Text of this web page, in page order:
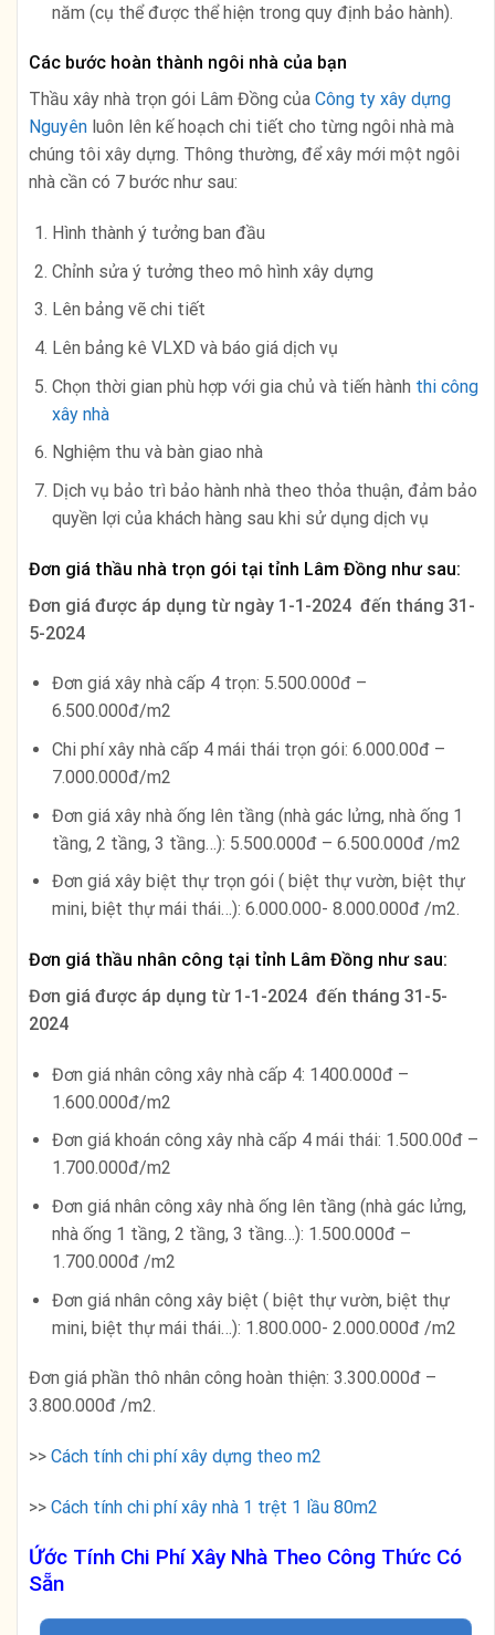
năm (cụ thể được thể hiện trong quy định bảo hành).
Các bước hoàn thành ngôi nhà của bạn
Thầu xây nhà trọn gói Lâm Đồng của Công ty xây dựng
Nguyên luôn lên kế hoạch chi tiết cho từng ngôi nhà mà
chúng tôi xây dựng. Thông thường, để xây mới một ngôi
nhà cần có 7 bước như sau:
Hình thành ý tưởng ban đầu
Chỉnh sửa ý tưởng theo mô hình xây dựng
Lên bảng vẽ chi tiết
Lên bảng kê VLXD và báo giá dịch vụ
Chọn thời gian phù hợp với gia chủ và tiến hành thi công
xây nhà
Nghiệm thu và bàn giao nhà
Dịch vụ bảo trì bảo hành nhà theo thỏa thuận, đảm bảo
quyền lợi của khách hàng sau khi sử dụng dịch vụ
Đơn giá thầu nhà trọn gói tại tỉnh Lâm Đồng như sau:
Đơn giá được áp dụng từ ngày 1-1-2024 đến tháng 31-
5-2024
Đơn giá xây nhà cấp 4 trọn: 5.500.000đ –
6.500.000đ/m2
Chi phí xây nhà cấp 4 mái thái trọn gói: 6.000.00đ –
7.000.000đ/m2
Đơn giá xây nhà ống lên tầng (nhà gác lửng, nhà ống 1
tầng, 2 tầng, 3 tầng…): 5.500.000đ – 6.500.000đ /m2
Đơn giá xây biệt thự trọn gói ( biệt thự vườn, biệt thự
mini, biệt thự mái thái…): 6.000.000- 8.000.000đ /m2.
Đơn giá thầu nhân công tại tỉnh Lâm Đồng như sau:
Đơn giá được áp dụng từ 1-1-2024 đến tháng 31-5-
2024
Đơn giá nhân công xây nhà cấp 4: 1400.000đ –
1.600.000đ/m2
Đơn giá khoán công xây nhà cấp 4 mái thái: 1.500.00đ –
1.700.000đ/m2
Đơn giá nhân công xây nhà ống lên tầng (nhà gác lửng,
nhà ống 1 tầng, 2 tầng, 3 tầng…): 1.500.000đ –
1.700.000đ /m2
Đơn giá nhân công xây biệt ( biệt thự vườn, biệt thự
mini, biệt thự mái thái…): 1.800.000- 2.000.000đ /m2
Đơn giá phần thô nhân công hoàn thiện: 3.300.000đ –
3.800.000đ /m2.
>> Cách tính chi phí xây dựng theo m2
>> Cách tính chi phí xây nhà 1 trệt 1 lầu 80m2
Ứớc Tính Chi Phí Xây Nhà Theo Công Thức Có
Sẵn